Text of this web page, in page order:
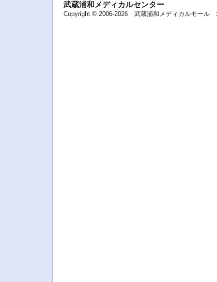
武蔵浦和メディカルセンター
Copyright © 2006-2026 武蔵浦和メディカルモール